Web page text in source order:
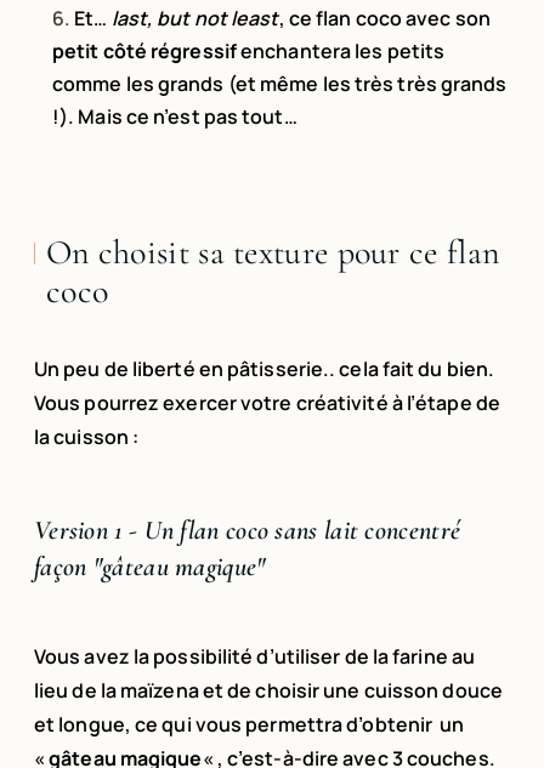
Et… last, but not least, ce flan coco avec son
petit côté régressifenchantera les petits
comme les grands (et même les très très grands
!). Mais ce n’est pas tout…
On choisit sa texture pour ce flan
coco
Un peu de liberté en pâtisserie.. cela fait du bien.
Vous pourrez exercer votre créativité à l’étape de
la cuisson :
Version 1 - Un flan coco sans lait concentré
façon "gâteau magique"
Vous avez la possibilité d’utiliser de la farine au
lieu de la maïzena et de choisir une cuisson douce
et longue, ce qui vous permettra d’obtenir un
«gâteau magique« , c’est-à-dire avec 3 couches.